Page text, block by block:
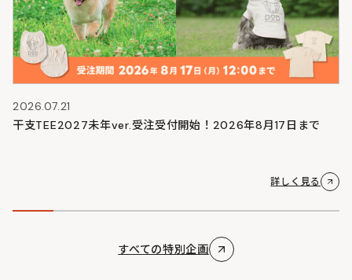
2026.07.21
干支TEE2027未年ver.受注受付開始！2026年8月17日まで
詳しく見る
すべての特別企画